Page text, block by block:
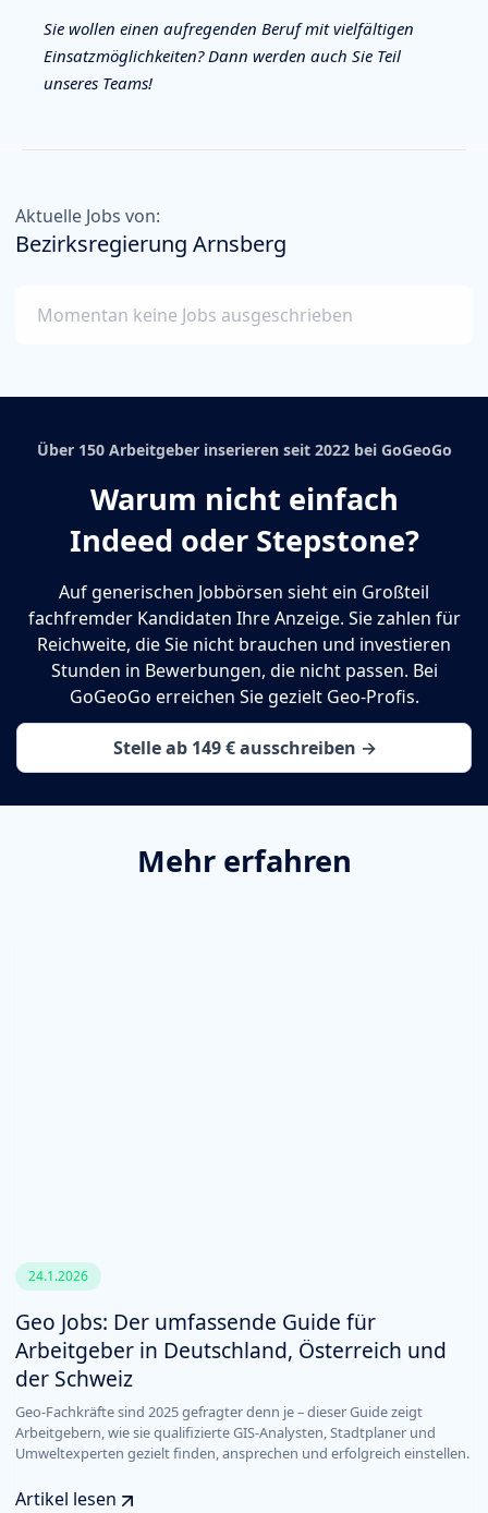
Sie wollen einen aufregenden Beruf mit vielfältigen
Einsatzmöglichkeiten? Dann werden auch Sie Teil
unseres Teams!
Aktuelle Jobs von:
Bezirksregierung Arnsberg
Momentan keine Jobs ausgeschrieben
Über 150 Arbeitgeber inserieren seit 2022 bei GoGeoGo
Warum nicht einfach
Indeed oder Stepstone?
Auf generischen Jobbörsen sieht ein Großteil
fachfremder Kandidaten Ihre Anzeige. Sie zahlen für
Reichweite, die Sie nicht brauchen und investieren
Stunden in Bewerbungen, die nicht passen. Bei
GoGeoGo erreichen Sie gezielt Geo-Profis.
Stelle ab 149 € ausschreiben →
Mehr erfahren
24.1.2026
Geo Jobs: Der umfassende Guide für
Arbeitgeber in Deutschland, Österreich und
der Schweiz
Geo-Fachkräfte sind 2025 gefragter denn je – dieser Guide zeigt
Arbeitgebern, wie sie qualifizierte GIS-Analysten, Stadtplaner und
Umweltexperten gezielt finden, ansprechen und erfolgreich einstellen.
Artikel lesen